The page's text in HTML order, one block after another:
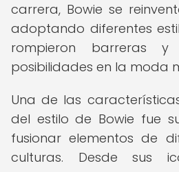
carrera, Bowie se
adoptando diferentes
rompieron barreras y
posibilidades en la moda
Una de las
del estilo de Bowie fue
fusionar elementos de
culturas. Desde sus